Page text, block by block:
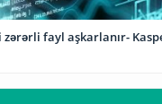
zərərli fayl aşkarlanır-